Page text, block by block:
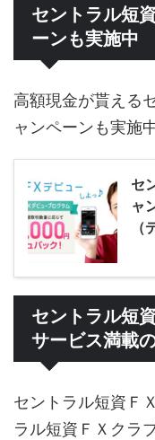
セントラル短
ーンも実施中
高額現金が貰える
ャンペーンも実施
セ
ャ
セントラル短
サービス満載
セントラル短資Ｆ
ラル短資ＦＸクラ